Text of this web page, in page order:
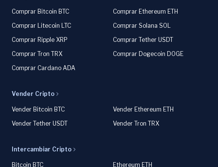
Comprar Bitcoin BTC
Comprar Ethereum ETH
Comprar Litecoin LTC
Comprar Solana SOL
Comprar Ripple XRP
Comprar Tether USDT
Comprar Tron TRX
Comprar Dogecoin DOGE
Comprar Cardano ADA
Vender Cripto
Vender Bitcoin BTC
Vender Ethereum ETH
Vender Tether USDT
Vender Tron TRX
Intercambiar Cripto
Bitcoin BTC
Ethereum ETH